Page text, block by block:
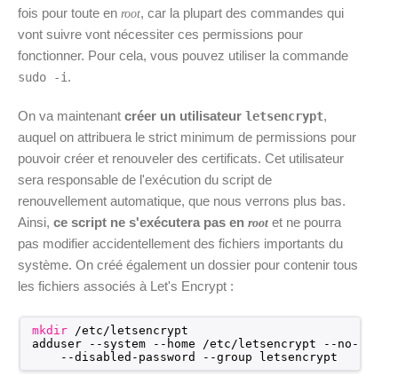
fois pour toute en root, car la plupart des commandes qui
vont suivre vont nécessiter ces permissions pour
fonctionner. Pour cela, vous pouvez utiliser la commande
sudo -i .
On va maintenant créer un utilisateur letsencrypt,
auquel on attribuera le strict minimum de permissions pour
pouvoir créer et renouveler des certificats. Cet utilisateur
sera responsable de l'exécution du script de
renouvellement automatique, que nous verrons plus bas.
Ainsi, ce script ne s'exécutera pas en root et ne pourra
pas modifier accidentellement des fichiers importants du
système. On créé également un dossier pour contenir tous
les fichiers associés à Let's Encrypt :
mkdir /etc/letsencrypt
adduser --system --home /etc/letsencrypt
--no-
--disabled-password --group letsencrypt